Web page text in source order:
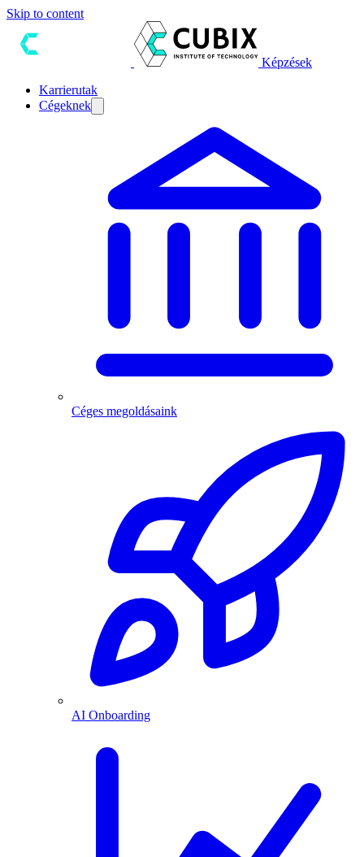
Skip to content
Képzések
Karrierutak
Cégeknek
Céges megoldásaink
AI Onboarding